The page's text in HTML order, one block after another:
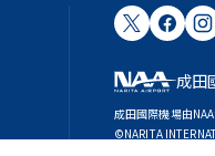
成田
成田國際機場由NAA
©NARITA